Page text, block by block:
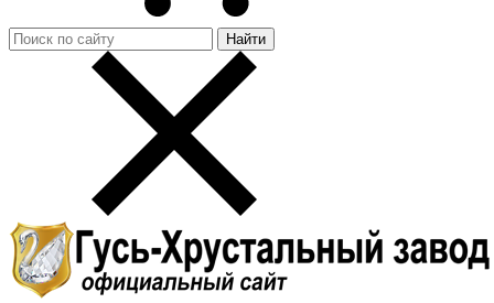
Найти